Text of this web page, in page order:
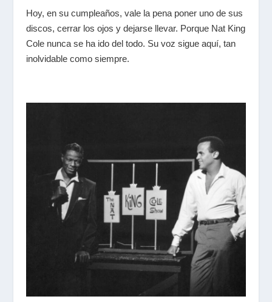
Hoy, en su cumpleaños, vale la pena poner uno de sus
discos, cerrar los ojos y dejarse llevar. Porque Nat King
Cole nunca se ha ido del todo. Su voz sigue aquí, tan
inolvidable como siempre.